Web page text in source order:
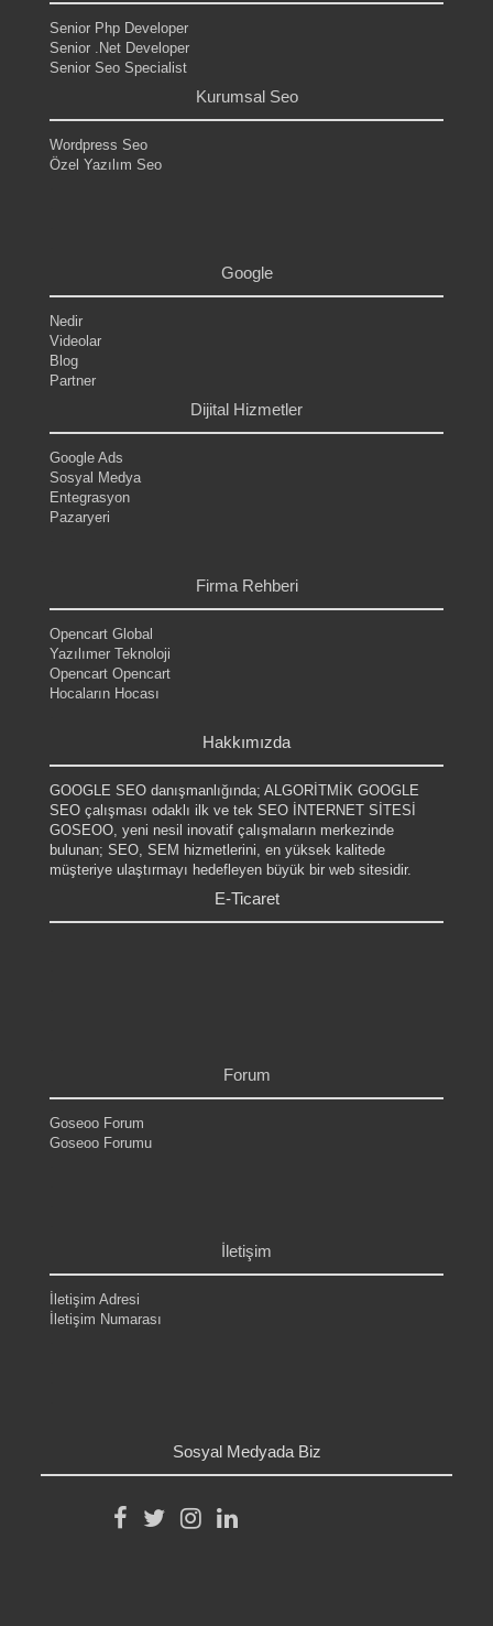
Senior Php Developer
Senior .Net Developer
Senior Seo Specialist
Kurumsal Seo
Wordpress Seo
Özel Yazılım Seo
Google
Nedir
Videolar
Blog
Partner
Dijital Hizmetler
Google Ads
Sosyal Medya
Entegrasyon
Pazaryeri
Firma Rehberi
Opencart Global
Yazılımer Teknoloji
Opencart Opencart
Hocaların Hocası
Hakkımızda
GOOGLE SEO danışmanlığında; ALGORİTMİK GOOGLE
SEO çalışması odaklı ilk ve tek SEO İNTERNET SİTESİ
GOSEOO, yeni nesil inovatif çalışmaların merkezinde
bulunan; SEO, SEM hizmetlerini, en yüksek kalitede
müşteriye ulaştırmayı hedefleyen büyük bir web sitesidir.
E-Ticaret
Forum
Goseoo Forum
Goseoo Forumu
İletişim
İletişim Adresi
İletişim Numarası
Sosyal Medyada Biz